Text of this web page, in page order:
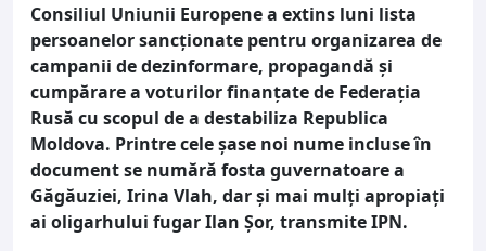
Consiliul Uniunii Europene a extins luni lista
persoanelor sancționate pentru organizarea de
campanii de dezinformare, propagandă și
cumpărare a voturilor finanțate de Federația
Rusă cu scopul de a destabiliza Republica
Moldova. Printre cele șase noi nume incluse în
document se numără fosta guvernatoare a
Găgăuziei, Irina Vlah, dar și mai mulți apropiați
ai oligarhului fugar Ilan Șor, transmite IPN.